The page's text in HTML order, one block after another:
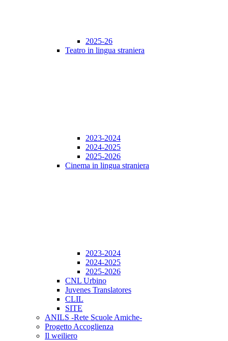
2025-26
Teatro in lingua straniera
2023-2024
2024-2025
2025-2026
Cinema in lingua straniera
2023-2024
2024-2025
2025-2026
CNL Urbino
Juvenes Translatores
CLIL
SITE
ANILS -Rete Scuole Amiche-
Progetto Accoglienza
Il weiliero